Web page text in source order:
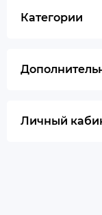
Категории
Личный